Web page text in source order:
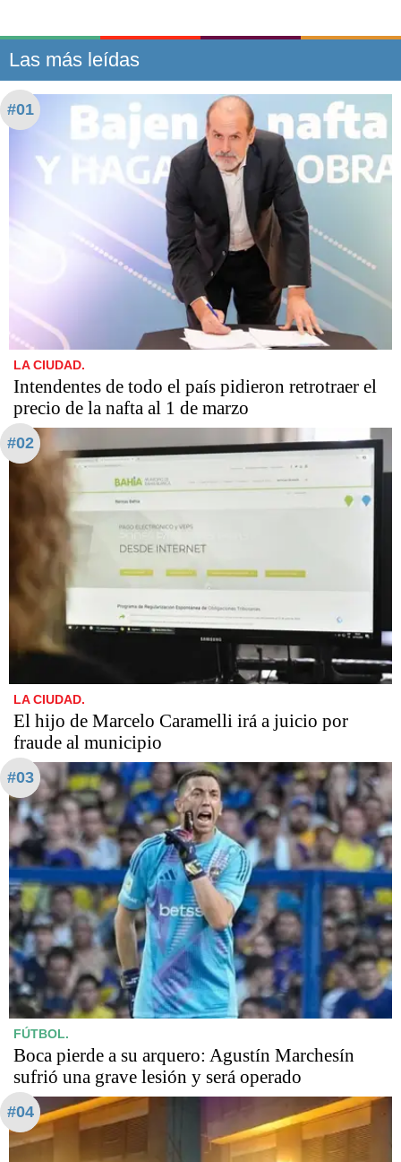
Las más leídas
#01
LA CIUDAD.
Intendentes de todo el país pidieron retrotraer el
precio de la nafta al 1 de marzo
#02
LA CIUDAD.
​​​​​El hijo de Marcelo Caramelli irá a juicio por
fraude al municipio
#03
FÚTBOL.
Boca pierde a su arquero: Agustín Marchesín
sufrió una grave lesión y será operado
#04